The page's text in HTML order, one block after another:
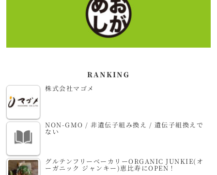
RANKING
株式会社マゴメ
NON-GMO / 非遺伝子組み換え / 遺伝子組換えで
ない
グルテンフリーベーカリーORGANIC JUNKIE(オ
ーガニック ジャンキー)恵比寿にOPEN！